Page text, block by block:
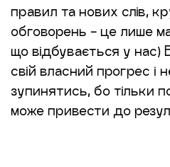
правил та нових слів,
обговорень - це лише
що відбувається у нас)
свій власний прогрес і
зупинятись, бо тільки
може привести до